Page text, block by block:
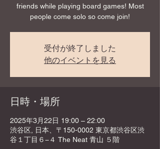
friends while playing board games! Most
people come solo so come join!
受付が終了しました
他のイベントを見る
日時・場所
2025年3月22日 19:00 – 22:00
渋谷区, 日本、〒150-0002 東京都渋谷区渋
谷１丁目６−４ The Neat 青山 ５階